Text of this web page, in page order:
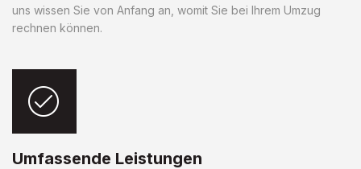
uns wissen Sie von Anfang an, womit Sie bei Ihrem Umzug
rechnen können.
Umfassende Leistungen